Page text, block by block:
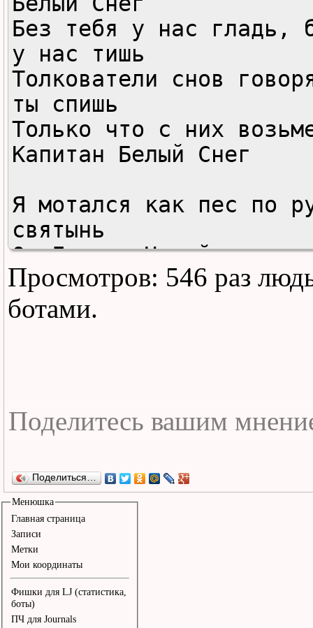
Без тебя у нас гладь,
у нас тишь
Толкователи снов
ты спишь
Только что с них
Капитан Белый Снег
Я мотался как пес по
святынь
От Долины Царей, до
холме
И глаза белых ступ и
Капитан Белый Снег,
Без тебя мне не петь и
не с руки
Как затопленный храм в
реки
Я держусь на краю,
Белый Снег
Просмотров: 546 раз
ботами.
Поделиться…
Менюшка
Главная страница
Записи
Метки
Мои координаты
Фишки для LJ (статистика,
боты)
ПЧ для Journals